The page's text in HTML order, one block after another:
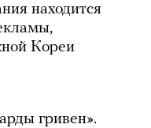
находится
Кореи
гривен».